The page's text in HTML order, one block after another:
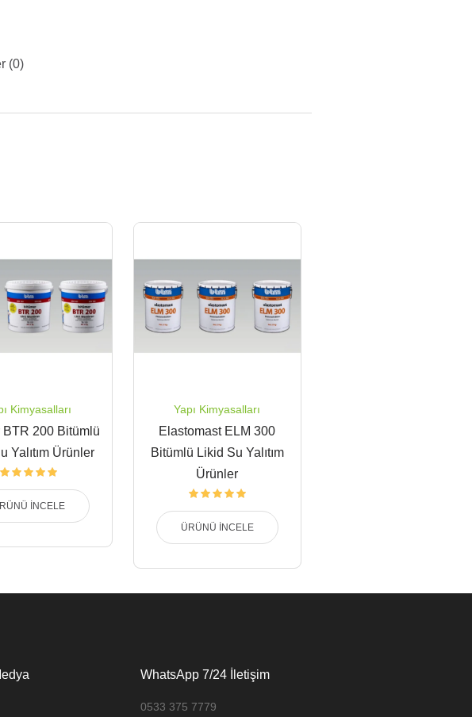
(0)
Kimyasalları
BTR 200 Bitümlü
Yalıtım Ürünler
İNCELE
Yapı Kimyasalları
Elastomast ELM 300
Bitümlü Likid Su Yalıtım
Ürünler
ÜRÜNÜ İNCELE
WhatsApp 7/24 İletişim
0533 375 7779